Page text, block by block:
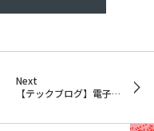
Next
【テックブログ】電子帳簿保存法とタイムスタンプ